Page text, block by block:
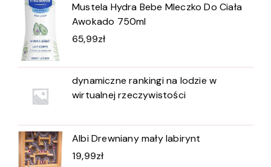
Mustela Hydra Bebe Mleczko Do Ciała
Awokado 750ml
65,99zł
dynamiczne rankingi na lodzie w
wirtualnej rzeczywistości
Albi Drewniany mały labirynt
19,99zł